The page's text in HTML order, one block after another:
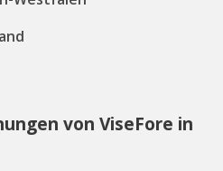
von ViseFore in